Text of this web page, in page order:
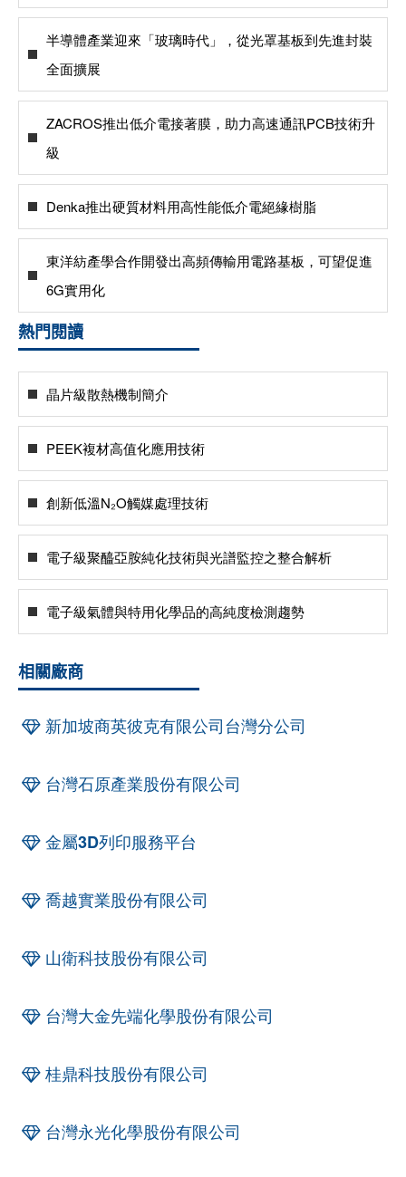
半導體產業迎來「玻璃時代」，從光罩基板到先進封裝
全面擴展
ZACROS推出低介電接著膜，助力高速通訊PCB技術升
級
Denka推出硬質材料用高性能低介電絕緣樹脂
東洋紡產學合作開發出高頻傳輸用電路基板，可望促進
6G實用化
熱門閱讀
晶片級散熱機制簡介
PEEK複材高值化應用技術
創新低溫N₂O觸媒處理技術
電子級聚醯亞胺純化技術與光譜監控之整合解析
電子級氣體與特用化學品的高純度檢測趨勢
相關廠商
新加坡商英彼克有限公司台灣分公司
台灣石原產業股份有限公司
金屬3D列印服務平台
喬越實業股份有限公司
山衛科技股份有限公司
台灣大金先端化學股份有限公司
桂鼎科技股份有限公司
台灣永光化學股份有限公司